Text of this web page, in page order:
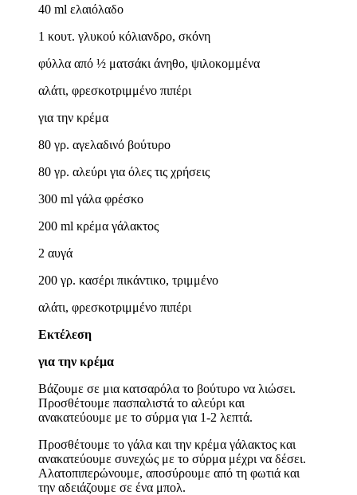
40 ml ελαιόλαδο
1 κουτ. γλυκού κόλιανδρο, σκόνη
φύλλα από ½ ματσάκι άνηθο, ψιλοκομμένα
αλάτι, φρεσκοτριμμένο πιπέρι
για την κρέμα
80 γρ. αγελαδινό βούτυρο
80 γρ. αλεύρι για όλες τις χρήσεις
300 ml γάλα φρέσκο
200 ml κρέμα γάλακτος
2 αυγά
200 γρ. κασέρι πικάντικο, τριμμένο
αλάτι, φρεσκοτριμμένο πιπέρι
Εκτέλεση
για την κρέμα
Βάζουμε σε μια κατσαρόλα το βούτυρο να λιώσει.
Προσθέτουμε πασπαλιστά το αλεύρι και
ανακατεύουμε με το σύρμα για 1-2 λεπτά.
Προσθέτουμε το γάλα και την κρέμα γάλακτος και
ανακατεύουμε συνεχώς με το σύρμα μέχρι να δέσει.
Αλατοπιπερώνουμε, αποσύρουμε από τη φωτιά και
την αδειάζουμε σε ένα μπολ.